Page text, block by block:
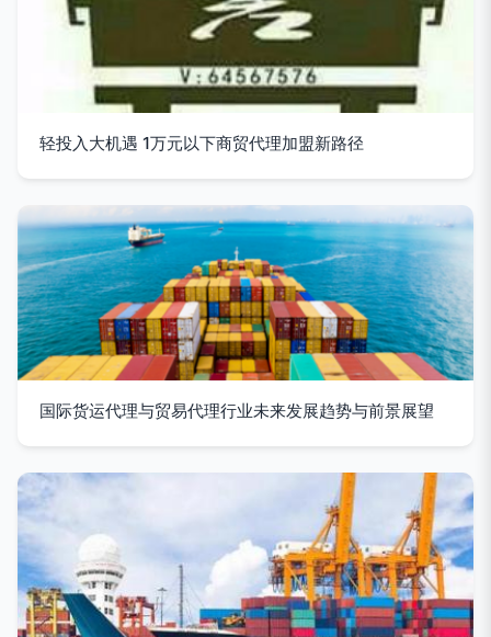
轻投入大机遇 1万元以下商贸代理加盟新路径
国际货运代理与贸易代理行业未来发展趋势与前景展望